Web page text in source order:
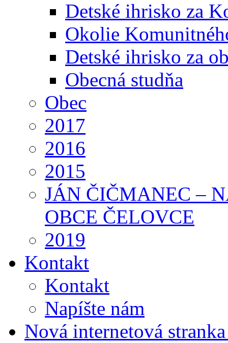
Detské ihrisko za
Okolie
Detské ihrisko za
Obecná studňa
Obec
2017
2016
2015
JÁN ČIČMANEC –
OBCE ČELOVCE
2019
Kontakt
Kontakt
Napíšte nám
Nová internetová